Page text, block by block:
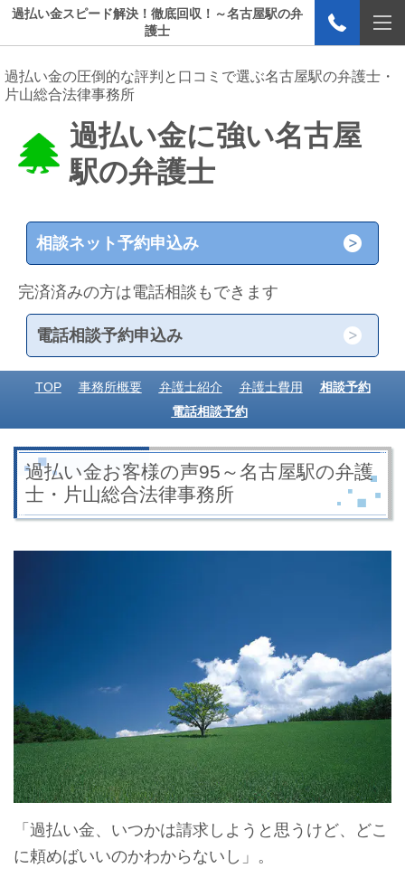
過払い金スピード解決！徹底回収！～名古屋駅の弁
護士
過払い金の圧倒的な評判と口コミで選ぶ名古屋駅の弁護士・
片山総合法律事務所
過払い金に強い名古屋
駅の弁護士
相談ネット予約申込み
完済済みの方は電話相談もできます
電話相談予約申込み
TOP 事務所概要 弁護士紹介 弁護士費用
相談予約
電話相談予約
過払い金お客様の声95～名古屋駅の弁護
士・片山総合法律事務所
「過払い金、いつかは請求しようと思うけど、どこ
に頼めばいいのかわからないし」。